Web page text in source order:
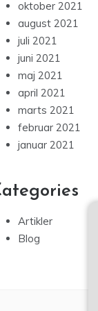
oktober 2021
august 2021
juli 2021
juni 2021
maj 2021
april 2021
marts 2021
februar 2021
januar 2021
Artikler
Blog